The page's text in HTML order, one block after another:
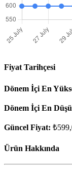
Fiyat Tarihçesi
Dönem İçi En
Dönem İçi En
Güncel Fiyat:
Ürün Hakkında